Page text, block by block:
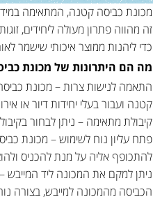
מכונת כביסה קטנה, המתאימה
זה מהווה פתרון מעולה ליחידים,
כדי ליהנות ממוצר איכותי שישמר
מה הם היתרונות של מכונת
התאמה לנישות צרות – מכונת
קטנה ועבור בעלי יחידות דיור או
קיבולת מתאימה – ניתן לבחור
פתח עליון נוח לשימוש – מכונת
להתכופף אליה על מנת להכניס
ניתן למקם את המכונה ליד המייבש
הכביסה מהמכונה למייבש, בצורה